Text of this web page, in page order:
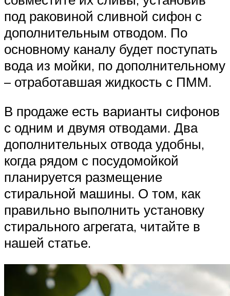
под раковиной сливной сифон с
дополнительным отводом. По
основному каналу будет поступать
вода из мойки, по дополнительному
– отработавшая жидкость с ПММ.
В продаже есть варианты сифонов
с одним и двумя отводами. Два
дополнительных отвода удобны,
когда рядом с посудомойкой
планируется размещение
стиральной машины. О том, как
правильно выполнить установку
стирального агрегата, читайте в
нашей статье.